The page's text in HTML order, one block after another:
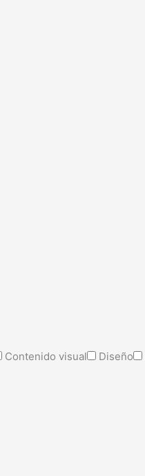
Contenido visual Diseño